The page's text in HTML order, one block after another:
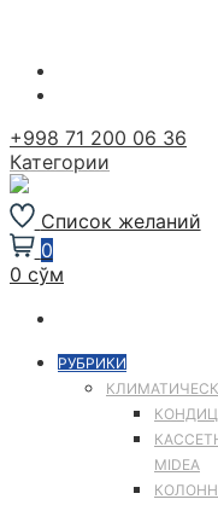
Перейти
+998 71 200 06 36
Категории
Список желаний
0
0 сўм
РУБРИКИ
MIDEA